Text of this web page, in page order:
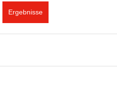
Ergebnisse